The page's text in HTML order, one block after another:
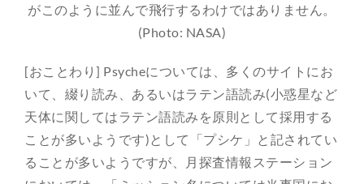
がこのように並んで飛行するわけではありません。
(Photo: NASA)
[おことわり] Psycheについては、多くのサイトにお
いて、綴り読み、あるいはラテン語読み(小惑星など
天体に関してはラテン語読みを原則として採用する
ことが多いようです)として「プシケ」と記されてい
ることが多いようですが、月探査情報ステーション